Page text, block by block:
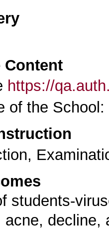
Content
https://
of the School:
students-
acne, decline,